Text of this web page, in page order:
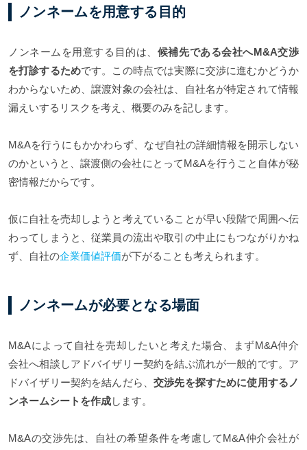
ノンネームを用意する目的
ノンネームを用意する目的は、 候補先である会社へM&A交渉
を打診するためです。この時点では実際に交渉に進むかどうか
わからないため、譲渡対象の会社は、自社名が特定されて情報
漏えいするリスクを考え、概要のみを記します。
M&Aを行うにもかかわらず、なぜ自社の詳細情報を開示しない
のかというと、譲渡側の会社にとってM&Aを行うこと自体が秘
密情報だからです。
仮に自社を売却しようと考えていることが早い段階で周囲へ伝
わってしまうと、従業員の流出や取引の中止にもつながりかね
ず、自社の企業価値評価が下がることも考えられます。
ノンネームが必要となる場面
M&Aによって自社を売却したいと考えた場合、まずM&A仲介
会社へ相談しアドバイザリー契約を結ぶ流れが一般的です。ア
ドバイザリー契約を結んだら、交渉先を探すために使用するノ
ンネームシートを作成します。
M&Aの交渉先は、自社の希望条件を考慮してM&A仲介会社が